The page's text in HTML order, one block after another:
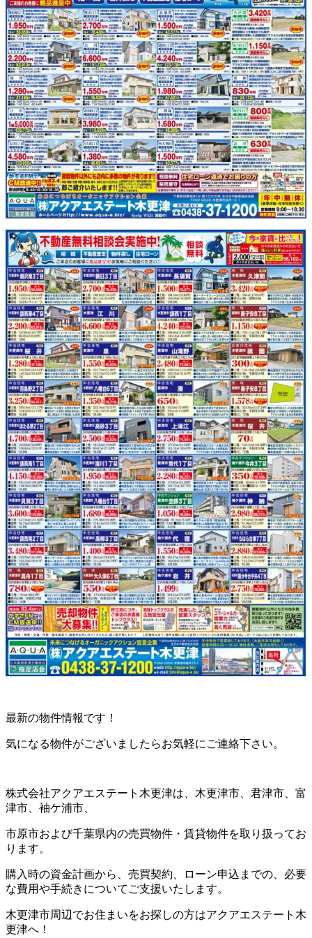
最新の物件情報です！
気になる物件がございましたらお気軽にご連絡下さい。
株式会社アクアエステート木更津は、木更津市、君津市、富
津市、袖ケ浦市、
市原市および千葉県内の売買物件・賃貸物件を取り扱ってお
ります。
購入時の資金計画から、売買契約、ローン申込までの、必要
な費用や手続きについてご支援いたします。
木更津市周辺でお住まいをお探しの方はアクアエステート木
更津へ！